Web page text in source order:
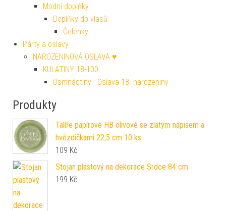
Módní doplňky
Doplňky do vlasů
Čelenky
Párty a oslavy
NAROZENINOVÁ OSLAVA ♥
KULATINY 18-100
Osmnáctiny - Oslava 18. narozeniny
Produkty
Talíře papírové HB olivové se zlatým nápisem a
hvězdičkami 22,5 cm 10 ks
109 Kč
Stojan plastový na dekorace Srdce 84 cm
199 Kč